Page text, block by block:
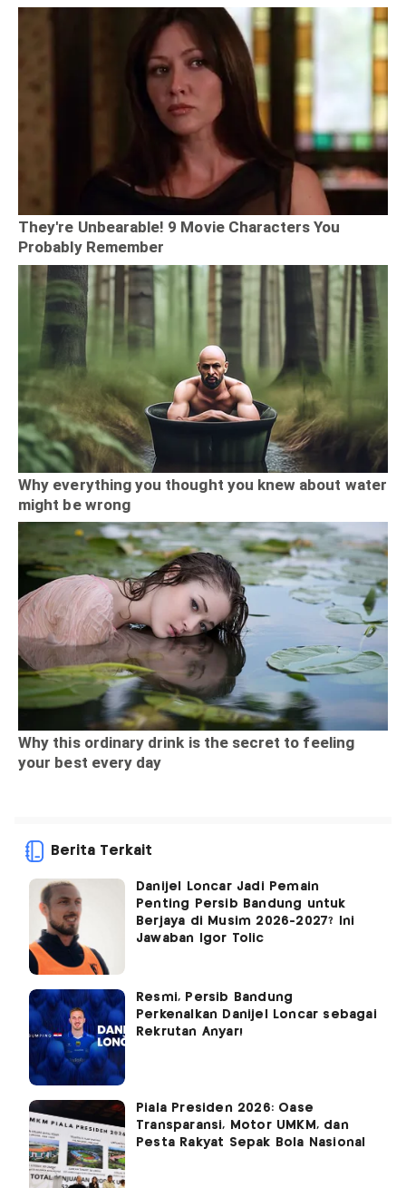
Berita Terkait
Danijel Loncar Jadi Pemain
Penting Persib Bandung untuk
Berjaya di Musim 2026-2027? Ini
Jawaban Igor Tolic
Resmi, Persib Bandung
Perkenalkan Danijel Loncar sebagai
Rekrutan Anyar!
Piala Presiden 2026: Oase
Transparansi, Motor UMKM, dan
Pesta Rakyat Sepak Bola Nasional